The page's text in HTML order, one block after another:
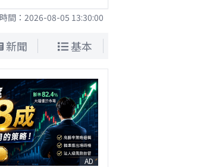
間： 2026-08-05 13:30:00
新聞 基本
AD